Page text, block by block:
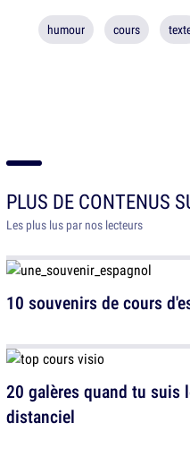
humour cours
PLUS DE CONTENUS
Les plus lus par nos lecteurs
10 souvenirs de cours
20 galères quand tu suis
distanciel